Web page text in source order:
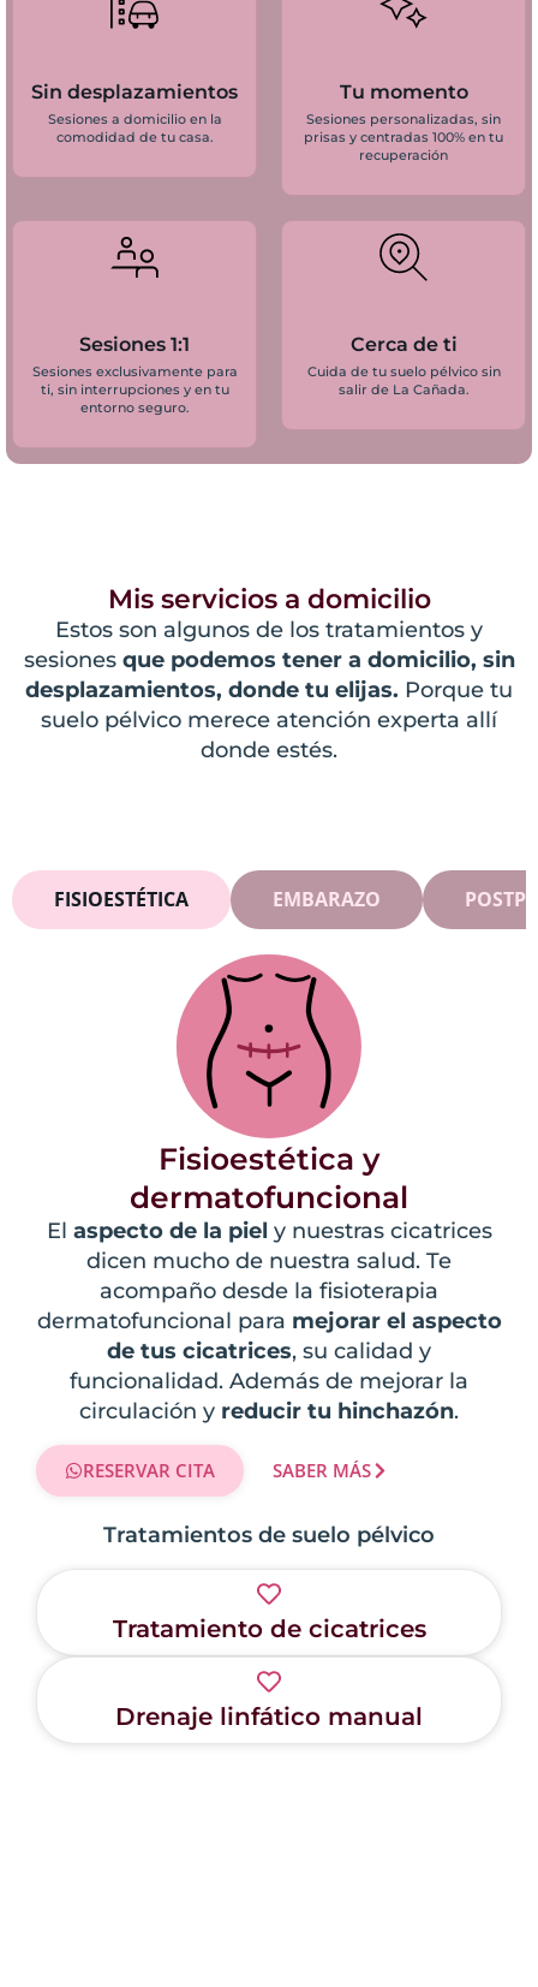
Sin desplazamientos
Sesiones a domicilio en la
comodidad de tu casa.
Tu momento
Sesiones personalizadas, sin
prisas y centradas 100% en tu
recuperación
Sesiones 1:1
Sesiones exclusivamente para
ti, sin interrupciones y en tu
entorno seguro.
Cerca de ti
Cuida de tu suelo pélvico sin
salir de La Cañada.
Mis servicios a domicilio
Estos son algunos de los tratamientos y
sesionesque podemos tener a domicilio, sin
desplazamientos, donde tu elijas. Porque tu
suelo pélvico merece atención experta allí
donde estés.
FISIOESTÉTICA EMBARAZO
Tratamientos de suelo pélvico
Tratamiento de cicatrices
Drenaje linfático manual
Fisioestética y
dermatofuncional
El aspecto de la piel y nuestras cicatrices
dicen mucho de nuestra salud. Te
acompaño desde la fisioterapia
dermatofuncional para mejorar el aspecto
de tus cicatrices, su calidad y
funcionalidad. Además de mejorar la
circulación y reducir tu hinchazón.
RESERVAR CITA SABER MÁS